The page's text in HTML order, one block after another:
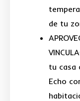
de tu
tu casa
Echo